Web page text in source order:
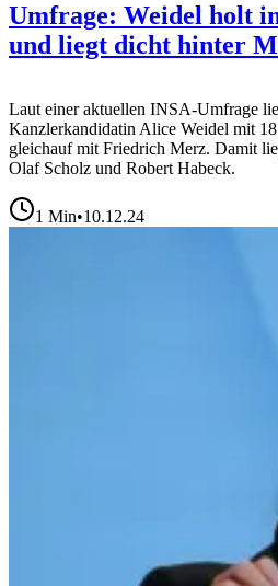
Umfrage: Weidel holt
und liegt dicht hinter
Laut einer aktuellen INSA-Umfrage
Kanzlerkandidatin Alice Weidel mit
gleichauf mit Friedrich Merz. Damit
Olaf Scholz und Robert Habeck.
1 Min•10.12.24